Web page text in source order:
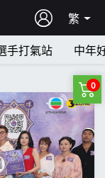
繁
手打氣站 中年
0